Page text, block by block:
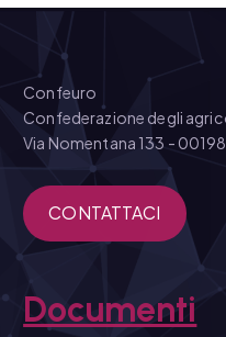
Confeuro
Confederazione degli
Via Nomentana 133 -
CONTATTACI
Documenti